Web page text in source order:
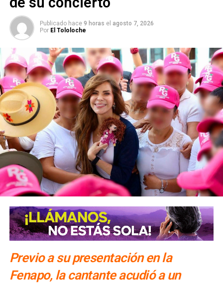
Publicado hace 9 horas el agosto 7, 2026
Por El Tololoche
Previo a su presentación en la
Fenapo, la cantante acudió a un